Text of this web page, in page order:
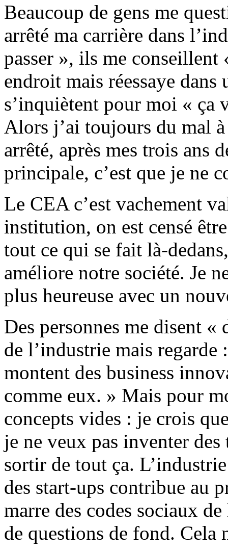
Beaucoup de gens me
arrêté ma carrière dans
passer », ils me conseillent
endroit mais réessaye
s’inquiètent pour moi « ça
Alors j’ai toujours du mal
arrêté, après mes trois ans
principale, c’est que je ne
Le CEA c’est vachement
institution, on est censé
tout ce qui se fait là-
améliore notre société. Je
plus heureuse avec un
Des personnes me disent «
de l’industrie mais
montent des business
comme eux. » Mais pour
concepts vides : je crois
je ne veux pas inventer
sortir de tout ça.
des start-ups contribue au
marre des codes sociaux
de questions de fond. Cela